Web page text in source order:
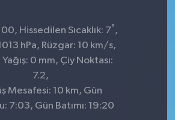
Hissedilen Sıcaklık: 7° ,
hPa, Rüzgar: 10 km/s,
0 mm, Çiy Noktası:
7.2,
Mesafesi: 10 km, Gün
7:03, Gün Batımı: 19:20